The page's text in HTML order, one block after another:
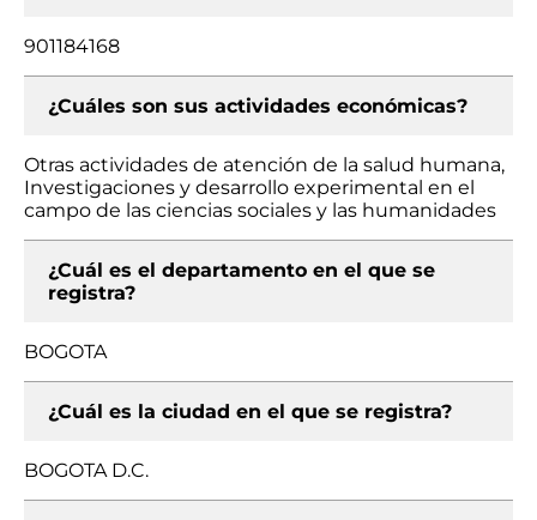
901184168
¿Cuáles son sus actividades económicas?
Otras actividades de atención de la salud humana,
Investigaciones y desarrollo experimental en el
campo de las ciencias sociales y las humanidades
¿Cuál es el departamento en el que se
registra?
BOGOTA
¿Cuál es la ciudad en el que se registra?
BOGOTA D.C.